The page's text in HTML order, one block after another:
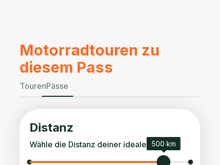
Motorradtouren zu
diesem Pass
TourenPässe
Distanz
Wähle die Distanz deiner idealen Tour.
500 km